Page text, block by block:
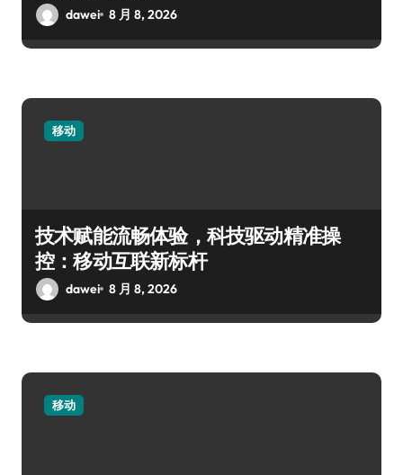
dawei 8 月 8, 2026
移动
技术赋能流畅体验，科技驱动精准操
控：移动互联新标杆
dawei 8 月 8, 2026
移动